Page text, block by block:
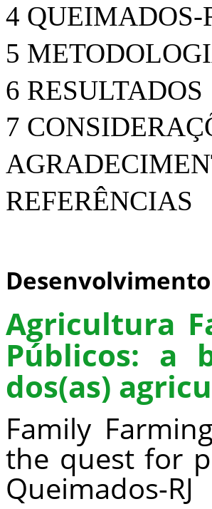
4 QUEIMADOS-
5
6 RESULTADOS
7
REFERÊNCIAS
Agricultura
Públicos: a
dos(as)
Family
the quest for
Queimados-RJ